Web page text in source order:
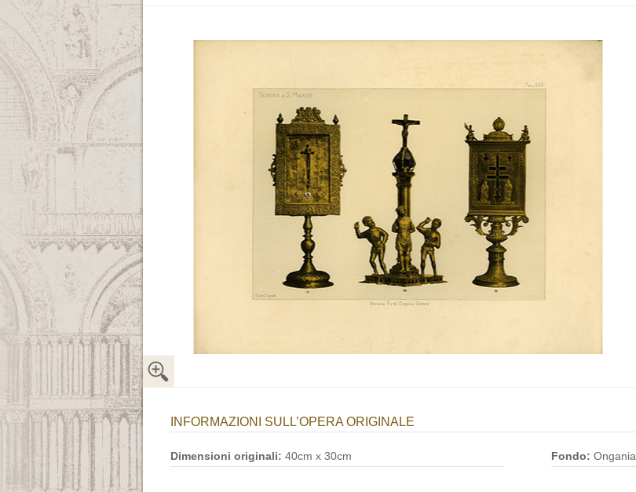
INFORMAZIONI SULL’OPERA ORIGINALE
Dimensioni originali: 40cm x 30cm Fondo: Ongania